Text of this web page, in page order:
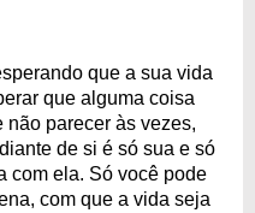
que a sua vida
que alguma coisa
parecer às vezes,
de si é só sua e só
com ela. Só você pode
com que a vida seja